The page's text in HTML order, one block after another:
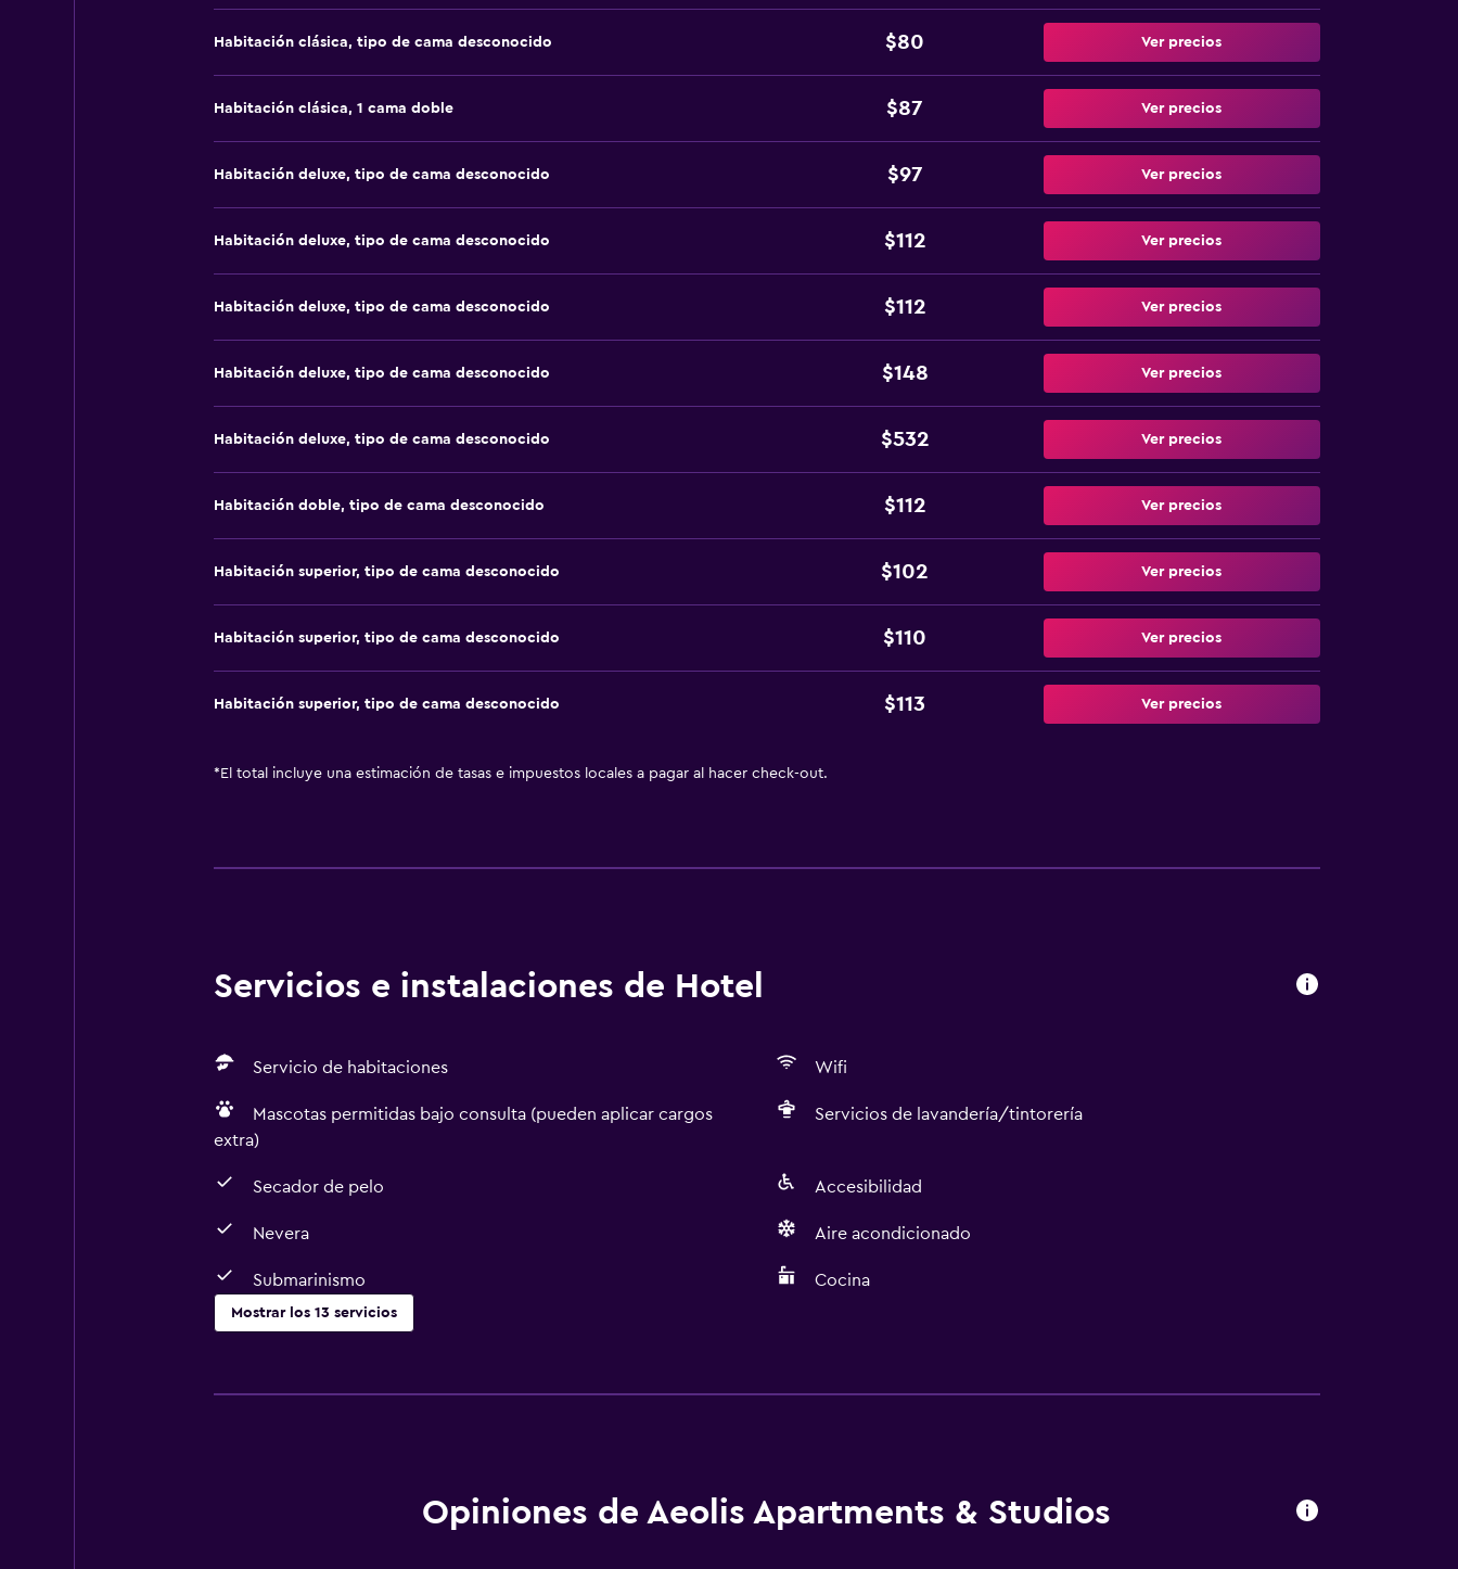
Habitación clásica, tipo de cama desconocido $80 Ver precios
Habitación clásica, 1 cama doble $87 Ver precios
Habitación deluxe, tipo de cama desconocido $97 Ver precios
Habitación deluxe, tipo de cama desconocido $112 Ver precios
Habitación deluxe, tipo de cama desconocido $112 Ver precios
Habitación deluxe, tipo de cama desconocido $148 Ver precios
Habitación deluxe, tipo de cama desconocido $532 Ver precios
Habitación doble, tipo de cama desconocido $112 Ver precios
Habitación superior, tipo de cama desconocido $102 Ver precios
Habitación superior, tipo de cama desconocido $110 Ver precios
Habitación superior, tipo de cama desconocido $113 Ver precios
* El total incluye una estimación de tasas e impuestos locales a pagar al hacer check-out.
Servicios e instalaciones de Hotel
Servicio de habitaciones Wifi
Mascotas permitidas bajo consulta (pueden aplicar cargos
extra)
Servicios de lavandería/tintorería
Secador de pelo Accesibilidad
Nevera Aire acondicionado
Submarinismo Cocina
Mostrar los 13 servicios
Mascotas permitidas bajo consulta (pueden aplicar cargos extra)
Nevera
Servicios básicos
Opiniones de Aeolis Apartments & Studios